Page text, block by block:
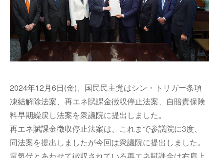
2024年12月6日(金)、国民民主党はシン・トリガー条項
凍結解除法案、再エネ賦課金徴収停止法案、自賠責保険
料早期繰戻し法案を衆議院に提出しました。
再エネ賦課金徴収停止法案は、これまで参議院に3度、
同法案を提出しましたが今回は衆議院に提出しました。
電気代とあわせて徴収されている再エネ賦課金は右肩上